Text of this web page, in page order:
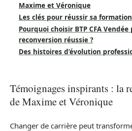
Maxime et Véronique
Les clés pour réussir sa formation
Pourquoi choisir BTP CFA
reconversion réussie ?
Des histoires d’évolution
Témoignages inspirants : la
de Maxime et Véronique
Changer de carrière peut